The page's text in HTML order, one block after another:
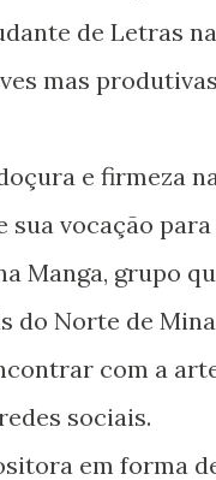
de Letras na
mas produtivas
sua vocação para
Manga, grupo
do Norte de
com a
sociais.